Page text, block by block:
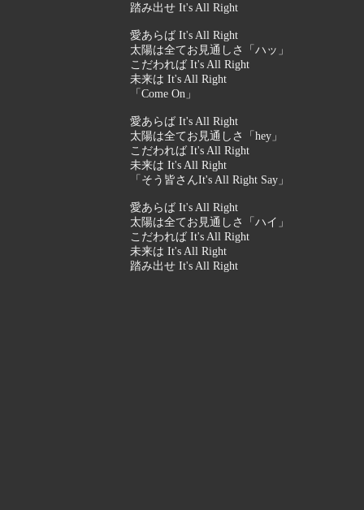
踏み出せ It's All Right
愛あらば It's All Right
太陽は全てお見通しさ「ハッ」
こだわれば It's All Right
未来は It's All Right
「Come On」
愛あらば It's All Right
太陽は全てお見通しさ「hey」
こだわれば It's All Right
未来は It's All Right
「そう皆さんIt's All Right Say」
愛あらば It's All Right
太陽は全てお見通しさ「ハイ」
こだわれば It's All Right
未来は It's All Right
踏み出せ It's All Right